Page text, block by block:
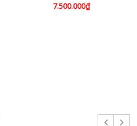
7.500.000₫